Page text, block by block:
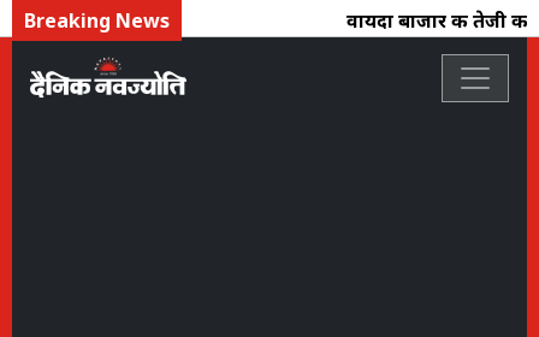
Breaking News वायदा बाजार की तेजी